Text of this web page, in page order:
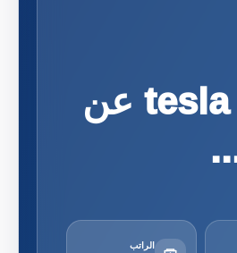
technician – casablanca تعلن tesla عن
الراتب